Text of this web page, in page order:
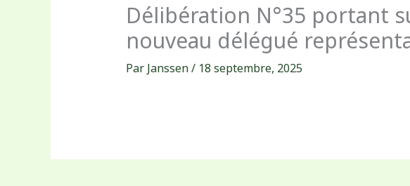
Délibération N°35 portant
nouveau délégué
Par Janssen/ 18 septembre, 2025